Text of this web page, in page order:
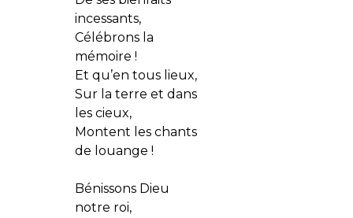
incessants,
Célébrons la
mémoire !
Et qu’en tous lieux,
Sur la terre et dans
les cieux,
Montent les chants
de louange !
Bénissons Dieu
notre roi,